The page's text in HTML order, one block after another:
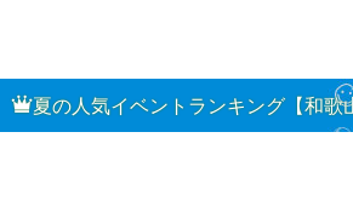
夏の人気イベントランキング【和歌